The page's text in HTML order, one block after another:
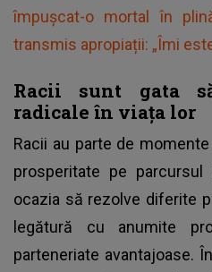
împușcat-o mortal în
transmis apropiații: „Îmi
Racii sunt gata
radicale în viața lor
Racii au parte de
prosperitate pe
ocazia să rezolve diferite
legătură cu anumite
parteneriate avantajoase.